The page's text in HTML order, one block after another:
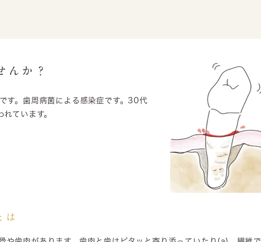
んか？
す。歯周病菌による感染症です。30代
ています。
は